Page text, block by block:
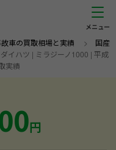
車の買取相場と実績 > 国産
ダイハツ | ミラジーノ1000 | 平成
実績
円